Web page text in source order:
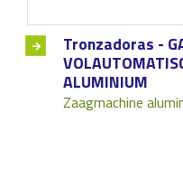
Tronzadoras -
ALUMINIUM
Zaagmachine